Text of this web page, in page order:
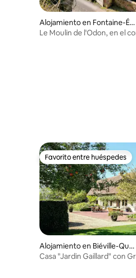
Alojamiento en Fontaine-Éto
upefour
Le Moulin de l'Odon, en el
Favorito entre huéspedes
Favorito entre huéspedes
Alojamiento en Biéville-Quét
iéville
Casa "Jardin Gaillard" con